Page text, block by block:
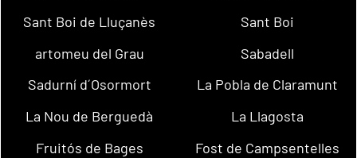
Sant Boi de Lluçanès
Sant Boi
artomeu del Grau
Sabadell
Sadurní d´Osormort
La Pobla de Claramunt
La Nou de Berguedà
La Llagosta
Fruitós de Bages
Fost de Campsentelles